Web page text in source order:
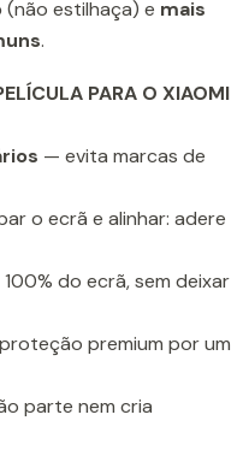
(não estilhaça) e mais
.
PARA O XIAOMI
— evita marcas de
o ecrã e alinhar: adere
do ecrã, sem deixar
premium por um
parte nem cria